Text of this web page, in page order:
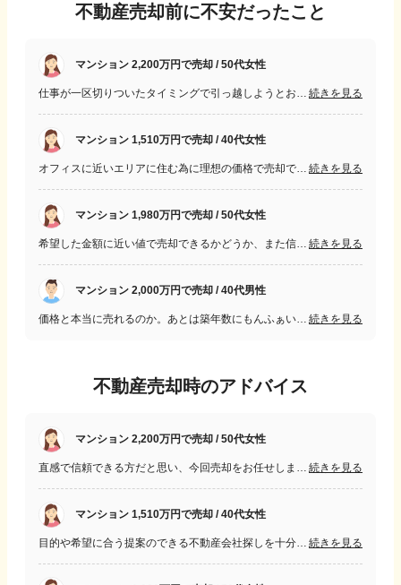
不動産売却前に不安だったこと
マンション 2,200万円で売却 / 50代女性
続きを見る
マンション 1,510万円で売却 / 40代女性
続きを見る
マンション 1,980万円で売却 / 50代女性
続きを見る
マンション 2,000万円で売却 / 40代男性
続きを見る
不動産売却時のアドバイス
マンション 2,200万円で売却 / 50代女性
続きを見る
マンション 1,510万円で売却 / 40代女性
続きを見る